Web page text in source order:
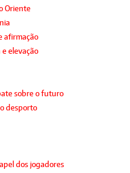
Oriente
afirmação
elevação
sobre o futuro
desporto
dos jogadores